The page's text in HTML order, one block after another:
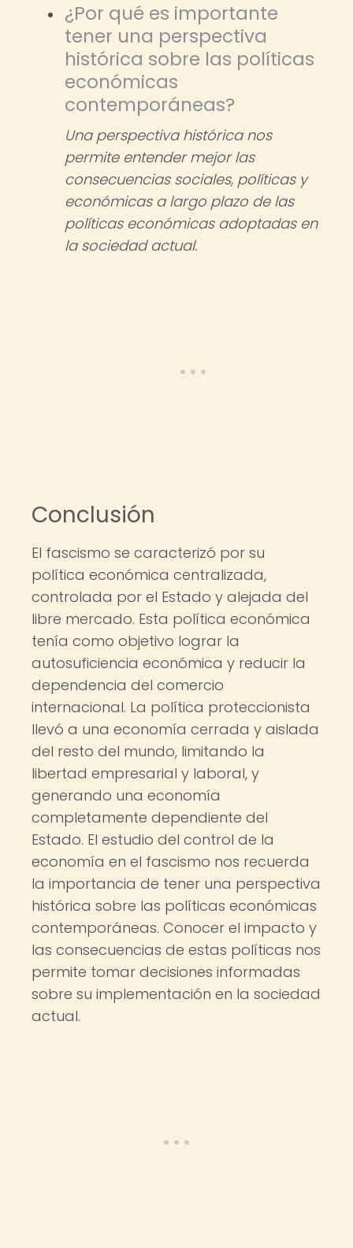
¿Por qué es importante
tener una perspectiva
histórica sobre las políticas
económicas
contemporáneas?
Una perspectiva histórica nos
permite entender mejor las
consecuencias sociales, políticas y
económicas a largo plazo de las
políticas económicas adoptadas en
la sociedad actual.
Conclusión
El fascismo se caracterizó por su
política económica centralizada,
controlada por el Estado y alejada del
libre mercado. Esta política económica
tenía como objetivo lograr la
autosuficiencia económica y reducir la
dependencia del comercio
internacional. La política proteccionista
llevó a una economía cerrada y aislada
del resto del mundo, limitando la
libertad empresarial y laboral, y
generando una economía
completamente dependiente del
Estado. El estudio del control de la
economía en el fascismo nos recuerda
la importancia de tener una perspectiva
histórica sobre las políticas económicas
contemporáneas. Conocer el impacto y
las consecuencias de estas políticas nos
permite tomar decisiones informadas
sobre su implementación en la sociedad
actual.